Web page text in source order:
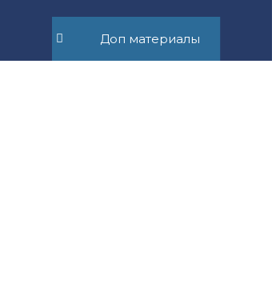
Доп материалы
Пн-Пт с 11.00 до 17.00